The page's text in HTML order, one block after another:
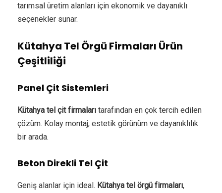
tarımsal üretim alanları için ekonomik ve dayanıklı
seçenekler sunar.
Kütahya Tel Örgü Firmaları Ürün
Çeşitliliği
Panel Çit Sistemleri
Kütahya tel çit firmaları tarafından en çok tercih edilen
çözüm. Kolay montaj, estetik görünüm ve dayanıklılık
bir arada.
Beton Direkli Tel Çit
Geniş alanlar için ideal. Kütahya tel örgü firmaları,